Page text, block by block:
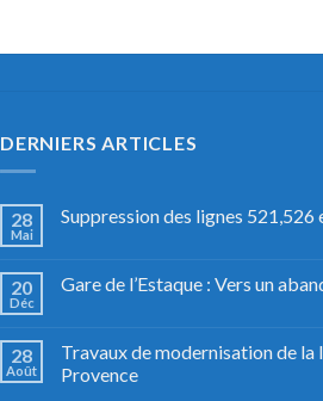
DERNIERS ARTICLES
28
Mai
Suppression des lignes
20
Déc
Gare de l’Estaque : Vers un
28
Août
Travaux de modernisation de la
Provence